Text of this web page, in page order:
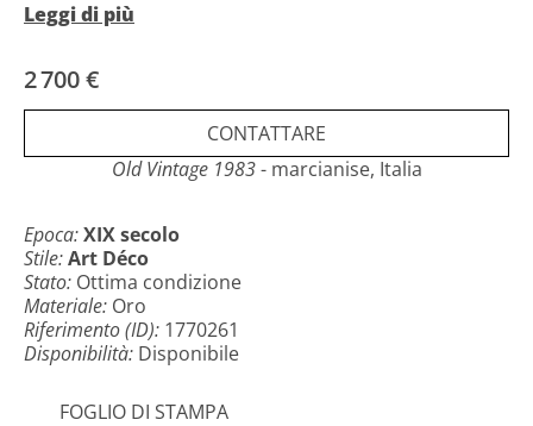
Taglio e Caratura: ct 2.50
Altre pietre: Diamanti
Taglio e Caratura: ct 0.15
Misura anello: 54 eu 14 it
Leggi di più
2 700 €
CONTATTARE
Old Vintage 1983- marcianise, Italia
Epoca:XIX secolo
Stile:Art Déco
Stato: Ottima condizione
Materiale: Oro
Riferimento (ID): 1770261
Disponibilità: Disponibile
FOGLIO DI STAMPA